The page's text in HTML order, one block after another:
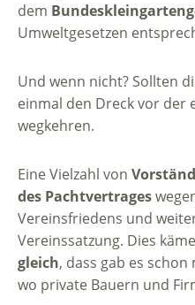
dem
Umweltgesetzen
Und wenn nicht? Sollten
einmal den Dreck vor der
wegkehren.
Eine Vielzahl von
des Pachtvertrages
Vereinsfriedens und
Vereinssatzung. Dies
gleich, dass gab es
wo private Bauern und